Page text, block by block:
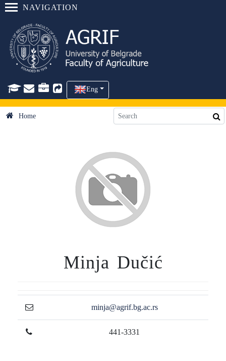
NAVIGATION
Eng
Home
Minja Dučić
minja@agrif.bg.ac.rs
441-3331